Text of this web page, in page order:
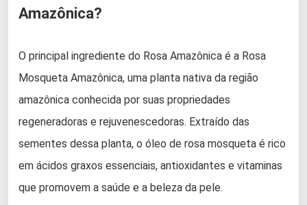
Amazônica?
O principal ingrediente do Rosa Amazônica é a Rosa
Mosqueta Amazônica, uma planta nativa da região
amazônica conhecida por suas propriedades
regeneradoras e rejuvenescedoras. Extraído das
sementes dessa planta, o óleo de rosa mosqueta é rico
em ácidos graxos essenciais, antioxidantes e vitaminas
que promovem a saúde e a beleza da pele.